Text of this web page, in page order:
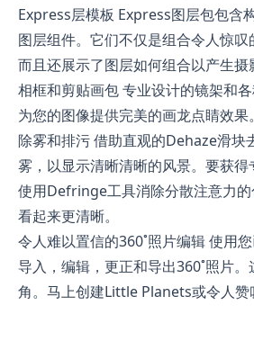
Express层模板 Express图层包包含
图层组件。它们不仅是组合令人惊叹
而且还展示了图层如何组合以产生摄
相框和剪贴画包 专业设计的镜架和
为您的图像提供完美的画龙点睛效果。
除雾和排污 借助直观的Dehaze滑块
雾，以显示清晰清晰的风景。要获
使用Defringe工具消除分散注意力
看起来更清晰。
令人难以置信的360˚照片编辑 使用
导入，编辑，更正和导出360˚照片
角。马上创建Little Planets或令人赞